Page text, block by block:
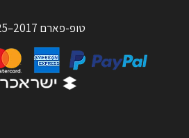
טופ-פארם 2017–2025.